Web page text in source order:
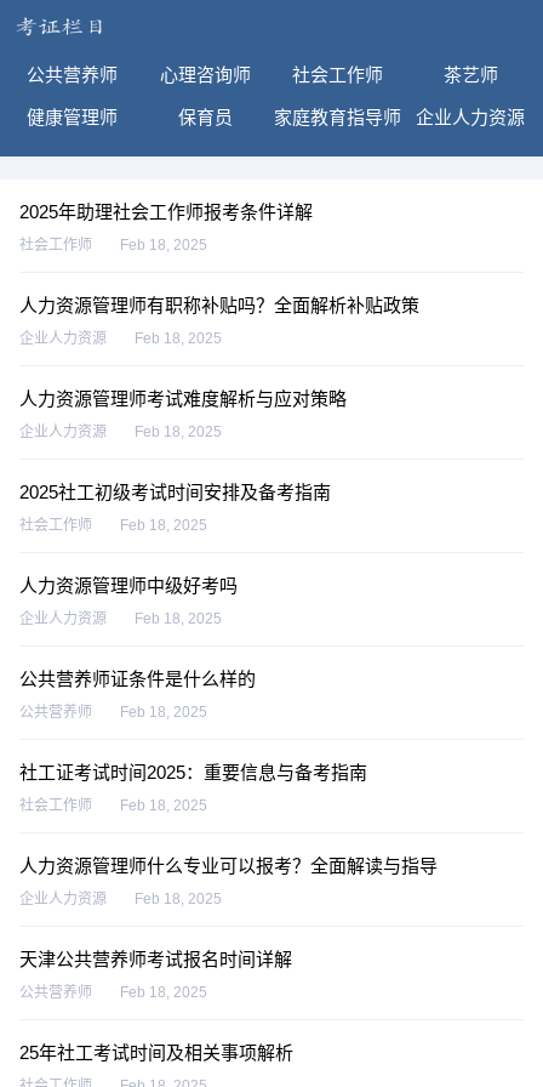
公共营养师 心理咨询师 社会工作师 茶艺师
健康管理师 保育员 家庭教育指导师 企业人力资源
2025年助理社会工作师报考条件详解
社会工作师 Feb 18, 2025
人力资源管理师有职称补贴吗？全面解析补贴政策
企业人力资源 Feb 18, 2025
人力资源管理师考试难度解析与应对策略
企业人力资源 Feb 18, 2025
2025社工初级考试时间安排及备考指南
社会工作师 Feb 18, 2025
人力资源管理师中级好考吗
企业人力资源 Feb 18, 2025
公共营养师证条件是什么样的
公共营养师 Feb 18, 2025
社工证考试时间2025：重要信息与备考指南
社会工作师 Feb 18, 2025
人力资源管理师什么专业可以报考？全面解读与指导
企业人力资源 Feb 18, 2025
天津公共营养师考试报名时间详解
公共营养师 Feb 18, 2025
25年社工考试时间及相关事项解析